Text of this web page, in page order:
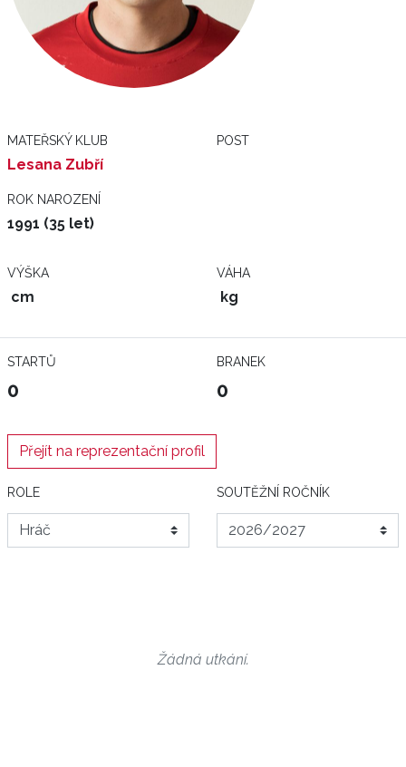
MATEŘSKÝ KLUB
Lesana Zubří
POST
ROK NAROZENÍ
1991 (35 let)
VÝŠKA
cm
VÁHA
kg
STARTŮ
0
BRANEK
0
Přejít na reprezentační profil
ROLE SOUTĚŽNÍ ROČNÍK
Žádná utkání.